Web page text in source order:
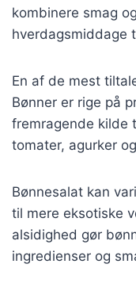
kombinere smag
hverdagsmiddage
En af de mest
Bønner er rige på
fremragende kilde
tomater, agurker
Bønnesalat kan
til mere eksotiske
alsidighed gør
ingredienser og